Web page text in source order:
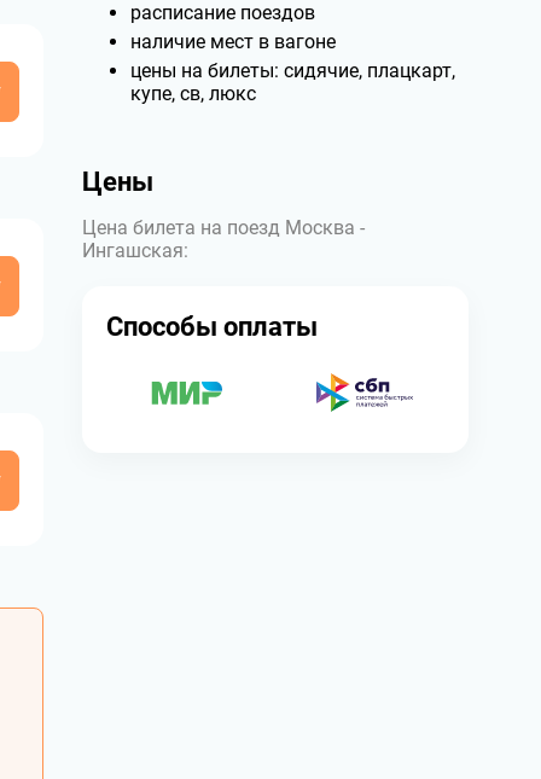
расписание поездов
наличие мест в вагоне
цены на билеты: сидячие, плацкарт,
купе, св, люкс
Цены
Цена билета на поезд Москва -
Ингашская:
Способы оплаты